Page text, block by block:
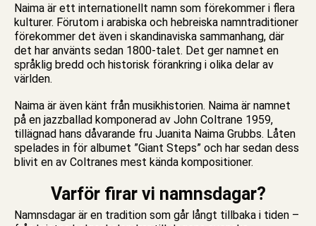
Naima är ett internationellt namn som förekommer i flera
kulturer. Förutom i arabiska och hebreiska namntraditioner
förekommer det även i skandinaviska sammanhang, där
det har använts sedan 1800-talet. Det ger namnet en
språklig bredd och historisk förankring i olika delar av
världen.
Naima är även känt från musikhistorien. Naima är namnet
på en jazzballad komponerad av John Coltrane 1959,
tillägnad hans dåvarande fru Juanita Naima Grubbs. Låten
spelades in för albumet ”Giant Steps” och har sedan dess
blivit en av Coltranes mest kända kompositioner.
Varför firar vi namnsdagar?
Namnsdagar är en tradition som går långt tillbaka i tiden –